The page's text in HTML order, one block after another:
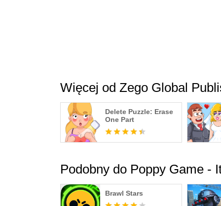
Więcej od Zego Global
Delete Puzzle: Erase
One Part
Podobny do Poppy Game -
Brawl Stars